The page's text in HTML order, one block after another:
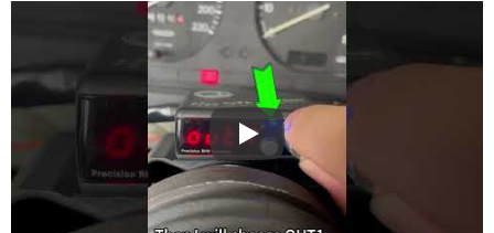
Interruptor Activado por RPM R-